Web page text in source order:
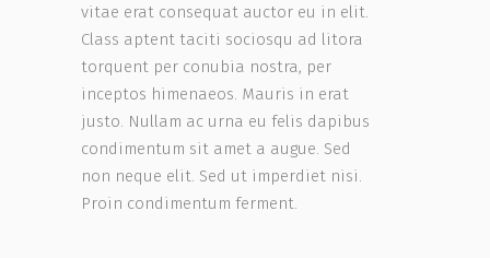
vitae erat consequat auctor eu in elit.
Class aptent taciti sociosqu ad litora
torquent per conubia nostra, per
inceptos himenaeos. Mauris in erat
justo. Nullam ac urna eu felis dapibus
condimentum sit amet a augue. Sed
non neque elit. Sed ut imperdiet nisi.
Proin condimentum ferment.